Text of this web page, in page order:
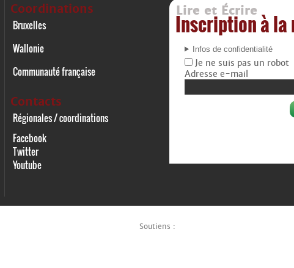
Coordinations
Bruxelles
Wallonie
Communauté française
Contacts
Régionales / coordinations
Facebook
Twitter
Youtube
Lire et Écrire
Inscription à la
Infos de confidentialité
Je ne suis pas un robot
Adresse e-mail
Soutiens :